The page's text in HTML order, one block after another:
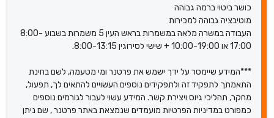
כושר ביטוי ברמה גבוהה
מוטיבציה גבוהה למכירות
העבודה במשרה מלאה במשמרות בראש העין 5 משמרות בשבוע 8:00-
17:00 או 10:00-19:00 + שישי לסירוגין 8:00-13:15.
***המידע שיימסר על ידך ישמש את פרטנר ומי מטעמה, לשם בחינת
התאמתך לתפקיד זה ולתפקידים נוספים העשויים להתאים לך, תפעול,
מחקר, תהליכי גיוס ויצירת קשר. המידע עשוי לעבור לגורמים נוספים
כמפורט במדיניות הפרטיות מועמדים שנמצאת באתר פרטנר , שם ניתן